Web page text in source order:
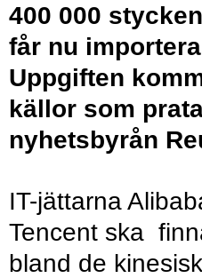
400 000
får nu
Uppgiften
källor som
nyhetsbyrån
IT-jättarna
Tencent ska
bland de